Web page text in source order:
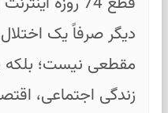
دیگر صرفاً یک
مقطعی نیست؛ بلکه
زندگی اجتماعی،